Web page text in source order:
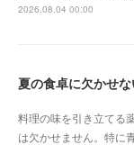
2026.08.04 00:00
料理の味を引き立てる
は欠かせません。特に